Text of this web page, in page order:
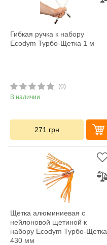
Гибкая ручка к набору
Ecodym Турбо-Щетка 1 м
(0)
В наличии
271 грн
Щетка алюминиевая с
нейлоновой щетиной к
набору Ecodym Турбо-Щетка
430 мм